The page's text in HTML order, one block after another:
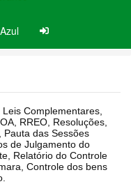
Resoluções,
Pauta das Sessões
de Julgamento do